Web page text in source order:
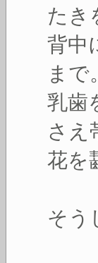
たき
背中
まで。
乳歯
さえ
花を
そう